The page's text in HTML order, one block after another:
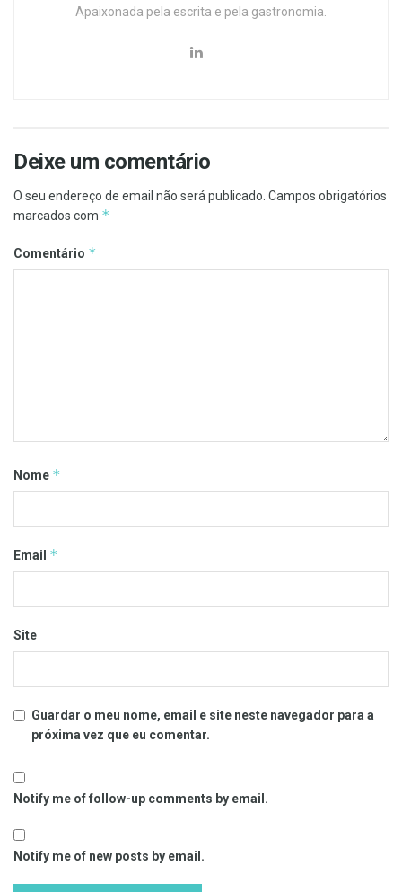
Apaixonada pela escrita e pela gastronomia.
Deixe um comentário
O seu endereço de email não será publicado. Campos obrigatórios
marcados com *
Comentário *
Nome *
Email *
Site
Guardar o meu nome, email e site neste navegador para a
próxima vez que eu comentar.
Notify me of follow-up comments by email.
Notify me of new posts by email.